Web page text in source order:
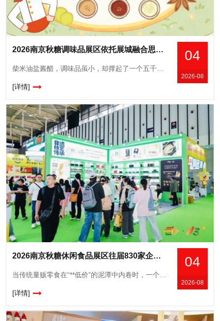
04
2026-08
2026南京秋糖调味品展区依托展城融合思路与南京携手打造秋糖季促消费活动
[详情]
04
2026-08
2026南京秋糖休闲食品展区往届830家企业参展现场意向成交额达15.6亿元
[详情]